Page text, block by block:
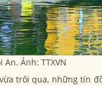
Ảnh: TTXVN
trôi qua, những tín